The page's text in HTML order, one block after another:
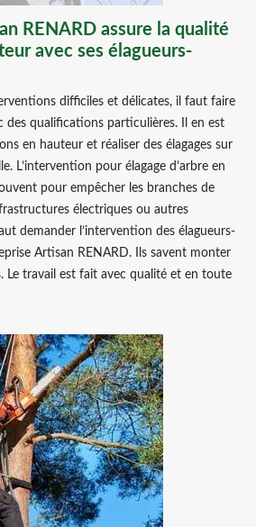
RENARD assure la qualité
avec ses élagueurs-
difficiles et délicates, il faut faire
des qualifications particulières. Il en est
en hauteur et réaliser des élagages sur
L’intervention pour élagage d’arbre en
pour empêcher les branches de
électriques ou autres
demander l’intervention des élagueurs-
Artisan RENARD. Ils savent monter
Le travail est fait avec qualité et en toute